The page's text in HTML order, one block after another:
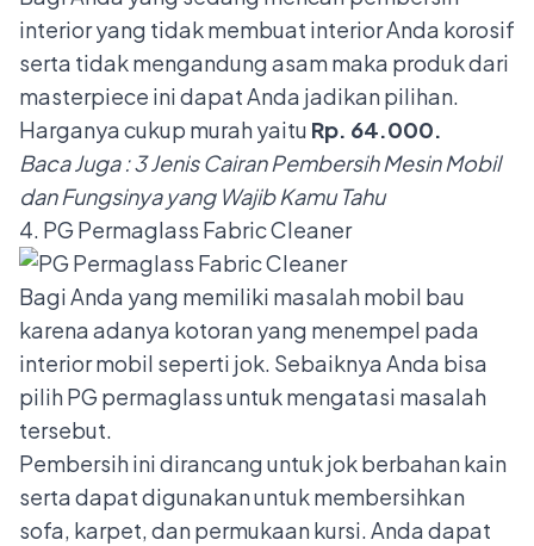
interior yang tidak membuat interior Anda korosif
serta tidak mengandung asam maka produk dari
masterpiece ini dapat Anda jadikan pilihan.
Harganya cukup murah yaitu Rp. 64.000.
Baca Juga :3 Jenis Cairan Pembersih Mesin Mobil
dan Fungsinya yang Wajib Kamu Tahu
4. PG Permaglass Fabric Cleaner
Bagi Anda yang memiliki masalah mobil bau
karena adanya kotoran yang menempel pada
interior mobil seperti jok. Sebaiknya Anda bisa
pilih PG permaglass untuk mengatasi masalah
tersebut.
Pembersih ini dirancang untuk jok berbahan kain
serta dapat digunakan untuk membersihkan
sofa, karpet, dan permukaan kursi. Anda dapat